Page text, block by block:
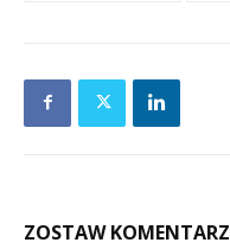
ZOSTAW KOMENTARZ